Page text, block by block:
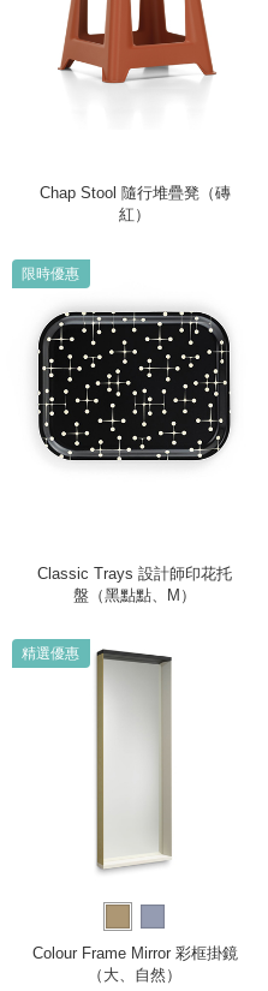
Chap Stool 隨行堆疊凳（磚
紅）
限時優惠
Classic Trays 設計師印花托
盤（黑點點、M）
精選優惠
Colour Frame Mirror 彩框掛鏡
（大、自然）